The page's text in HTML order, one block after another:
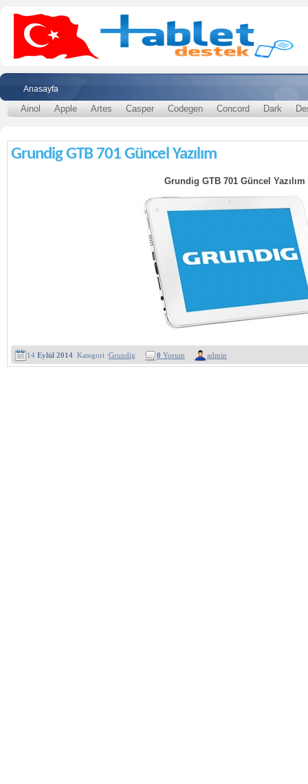
Anasayfa
Ainol Apple Artes Casper Codegen Concord Dark
Grundig GTB 701 Güncel Yazılım
Grundig GTB 701 Güncel Yazılım
14 Eylül 2014 Kategori :Grundig 0 Yorum admin